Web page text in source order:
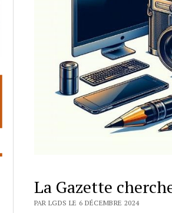
La Gazette
PAR LGDS LE 6 DÉCEMBRE 2024